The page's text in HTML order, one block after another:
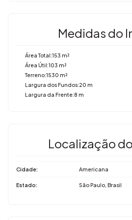
Gostou desse imóvel? Me liga!
Medidas do
Área Total:153 m²
Área Útil:103 m²
Terreno:1530 m²
Largura dos Fundos:20 m
Largura da Frente:8 m
Localização
Cidade: Americana
Estado: São Paulo, Brasil